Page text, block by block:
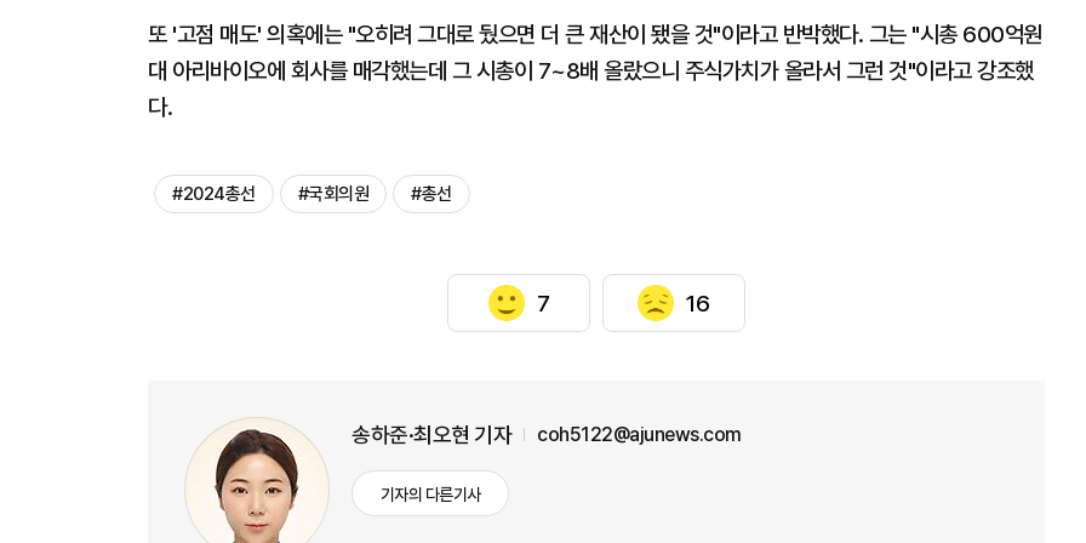
또 '고점 매도' 의혹에는 "오히려 그대로 뒀으면 더 큰 재산이 됐을 것"이라고 반박했다. 그는 "시총 600억원
대 아리바이오에 회사를 매각했는데 그 시총이 7~8배 올랐으니 주식가치가 올라서 그런 것"이라고 강조했
다.
#2024총선 #국회의원 #총선
7 16
송하준·최오현 기자 coh5122@ajunews.com
기자의 다른기사